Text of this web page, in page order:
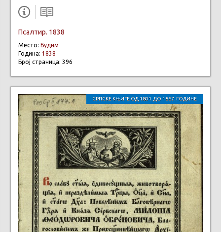
Псалтир. 1838
Место: Будим
Година: 1838
Број страница: 396
СРПСКЕ КЊИГЕ ОД 1801. ДО 1867. ГОДИНЕ